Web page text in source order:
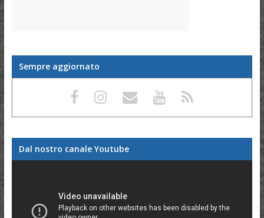
Sempre aggiornato
Dal nostro canale Youtube